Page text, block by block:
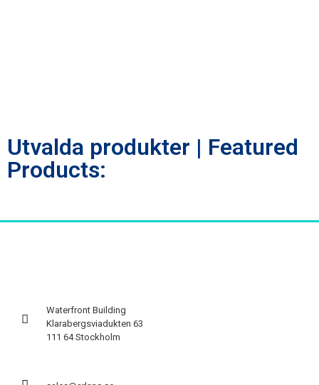
Utvalda produkter | Featured
Products:
Waterfront Building
Klarabergsviadukten 63
111 64 Stockholm